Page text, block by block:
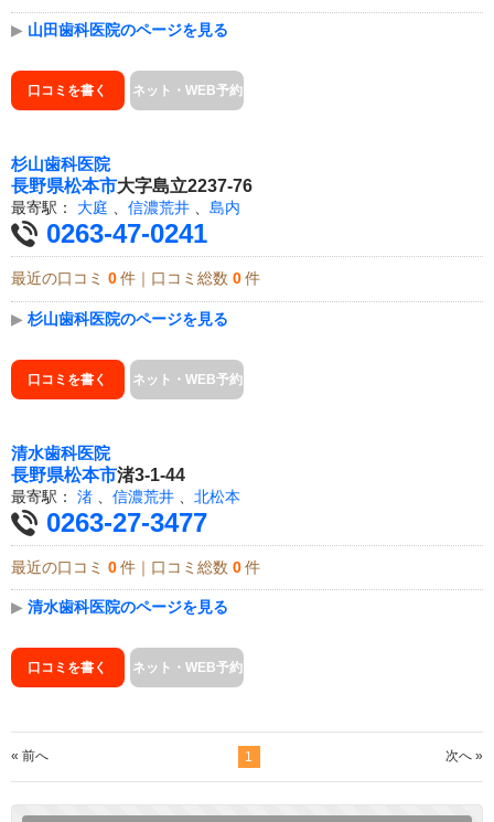
▶ 山田歯科医院のページを見る
口コミを書く ネット・WEB予約
杉山歯科医院
長野県松本市大字島立2237-76
最寄駅： 大庭 信濃荒井 島内
0263-47-0241
最近の口コミ 0 件｜口コミ総数 0 件
▶ 杉山歯科医院のページを見る
口コミを書く ネット・WEB予約
清水歯科医院
長野県松本市渚3-1-44
最寄駅： 渚 信濃荒井 北松本
0263-27-3477
最近の口コミ 0 件｜口コミ総数 0 件
▶ 清水歯科医院のページを見る
口コミを書く ネット・WEB予約
« 前へ 1 次へ »